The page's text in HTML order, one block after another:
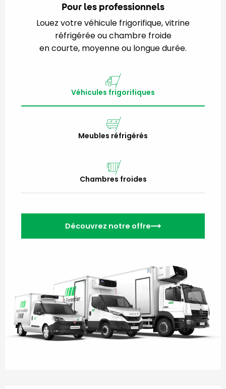
Pour les professionnels
Louez votre véhicule frigorifique, vitrine
réfrigérée ou chambre froide
en courte, moyenne ou longue durée.
Véhicules frigorifiques
Meubles réfrigérés
Chambres froides
Découvrez notre offre